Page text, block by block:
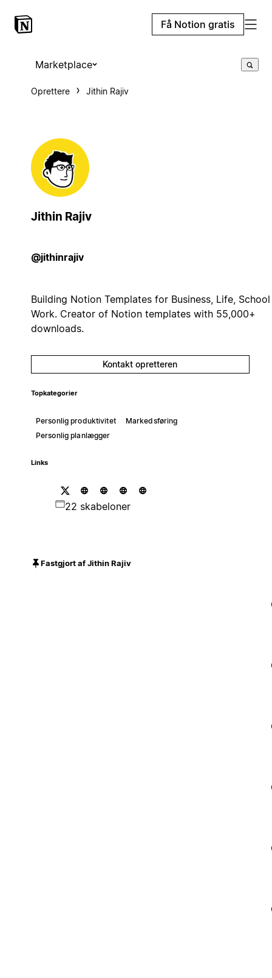
Få Notion gratis
Marketplace
Oprettere Jithin Rajiv
Jithin Rajiv
@jithinrajiv
Building Notion Templates for Business, Life, School
Work. Creator of Notion templates with 55,000+
downloads.
Kontakt opretteren
Topkategorier
Personlig produktivitet
Markedsføring
Personlig planlægger
Links
22 skabeloner
Fastgjort af Jithin Rajiv